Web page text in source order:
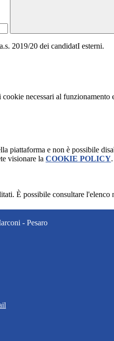
2019/20 dei candidatI esterni.
necessari al
piattaforma e non è possibile
visionare la COOKIE POLICY.
È possibile consultare
- Pesaro